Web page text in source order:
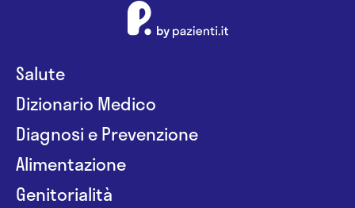
Salute
Dizionario Medico
Diagnosi e Prevenzione
Alimentazione
Genitorialità